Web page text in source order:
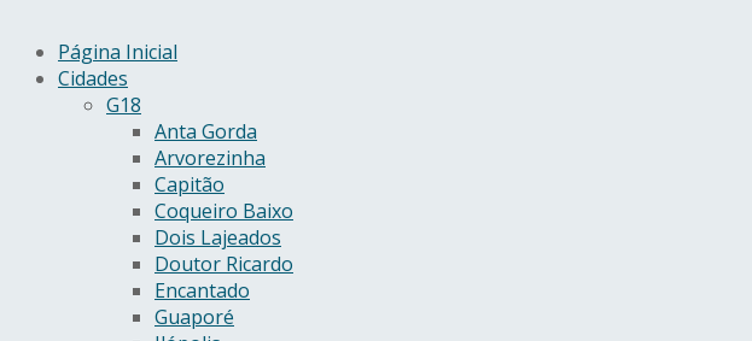
Página Inicial
Cidades
G18
Anta Gorda
Arvorezinha
Capitão
Coqueiro Baixo
Dois Lajeados
Doutor Ricardo
Encantado
Guaporé